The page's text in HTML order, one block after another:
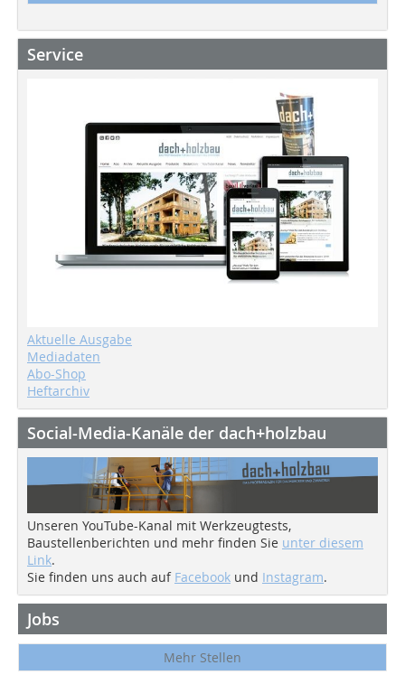
Service
Aktuelle Ausgabe
Mediadaten
Abo-Shop
Heftarchiv
Social-Media-Kanäle der dach+holzbau
Unseren YouTube-Kanal mit Werkzeugtests,
Baustellenberichten und mehr finden Sie unter diesem
Link.
Sie finden uns auch auf Facebook und Instagram.
Jobs
Mehr Stellen